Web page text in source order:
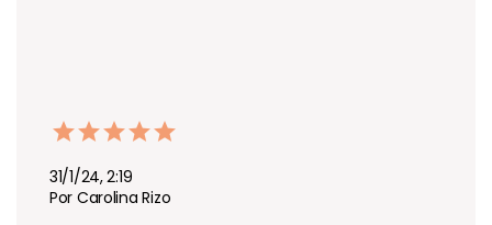
31/1/24, 2:19
Por Carolina Rizo